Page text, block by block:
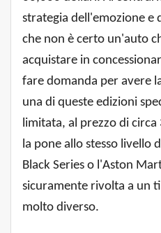
strategia dell'emozione e
che non è certo un'auto
acquistare in
fare domanda per avere
una di queste edizioni
limitata, al prezzo di
la pone allo stesso livello
Black Series o l'Aston
sicuramente rivolta a un
molto diverso.